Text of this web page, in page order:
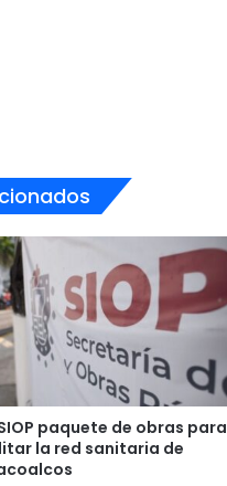
paquete de obras para
la red sanitaria de